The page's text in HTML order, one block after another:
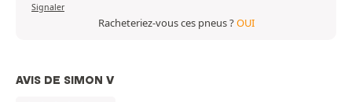
Signaler
Racheteriez-vous ces pneus ?OUI
AVIS DE SIMON V